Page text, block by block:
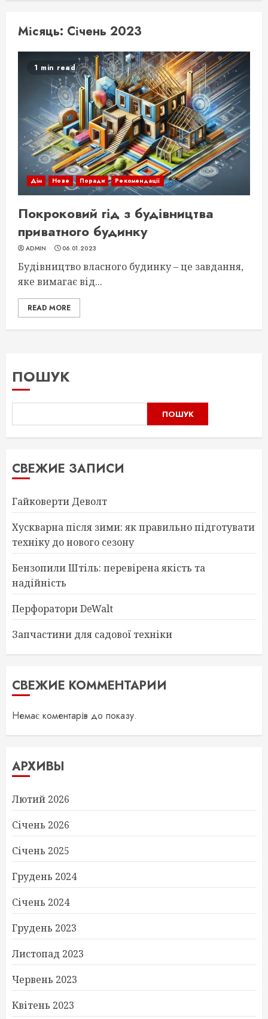
Місяць: Січень 2023
1 min read
Дім Нове Поради Рекомендації
Покроковий гід з будівництва
приватного будинку
ADMIN 06.01.2023
Будівництво власного будинку – це завдання,
яке вимагає від...
READ MORE
ПОШУК
ПОШУК
СВЕЖИЕ ЗАПИСИ
Гайковерти Деволт
Хускварна після зими: як правильно підготувати
техніку до нового сезону
Бензопили Штіль: перевірена якість та
надійність
Перфоратори DeWalt
Запчастини для садової техніки
СВЕЖИЕ КОММЕНТАРИИ
Немає коментарів до показу.
АРХИВЫ
Лютий 2026
Січень 2026
Січень 2025
Грудень 2024
Січень 2024
Грудень 2023
Листопад 2023
Червень 2023
Квітень 2023